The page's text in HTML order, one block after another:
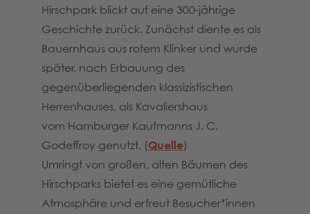
Hirschpark blickt auf eine 300-jährige
Geschichte zurück. Zunächst diente es als
Bauernhaus aus rotem Klinker und wurde
später, nach Erbauung des
gegenüberliegenden klassizistischen
Herrenhauses, als Kavaliershaus
vom Hamburger Kaufmanns J. C.
Godeffroy genutzt. (Quelle)
Umringt von großen, alten Bäumen des
Hirschparks bietet es eine gemütliche
Atmosphäre und erfreut Besucher*innen